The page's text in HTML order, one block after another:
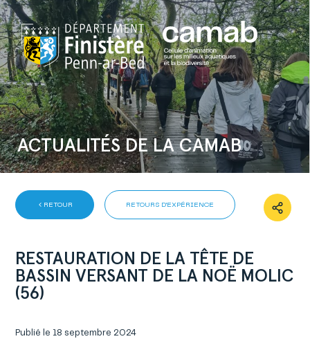
ACTUALITÉS DE LA CAMAB
RETOUR RETOURS D'EXPÉRIENCE
RESTAURATION DE LA TÊTE DE
BASSIN VERSANT DE LA NOË MOLIC
(56)
Publié le 18 septembre 2024